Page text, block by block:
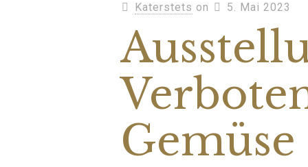
Katerstets on 5. Mai 2023
Gemüse